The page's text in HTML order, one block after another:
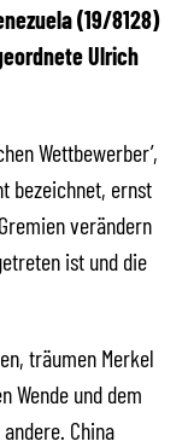
(19/8128)
Ulrich
Wettbewerber’,
bezeichnet, ernst
verändern
ist und die
träumen Merkel
Wende und dem
China